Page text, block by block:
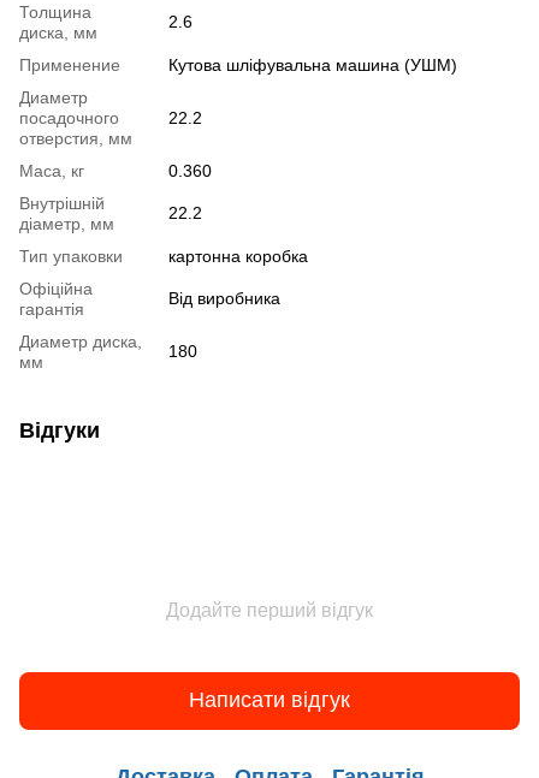
Толщина
диска, мм
2.6
Применение
Кутова шліфувальна машина (УШМ)
Диаметр
посадочного
отверстия, мм
22.2
Маса, кг
0.360
Внутрішній
діаметр, мм
22.2
Тип упаковки
картонна коробка
Офіційна
гарантія
Від виробника
Диаметр диска,
мм
180
Відгуки
Додайте перший відгук
Написати відгук